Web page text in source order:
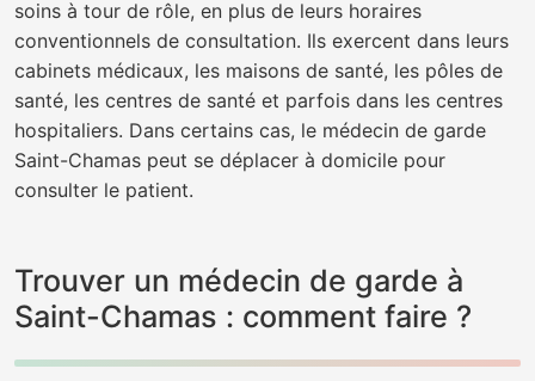
soins à tour de rôle, en plus de leurs horaires
conventionnels de consultation. Ils exercent dans leurs
cabinets médicaux, les maisons de santé, les pôles de
santé, les centres de santé et parfois dans les centres
hospitaliers. Dans certains cas, le médecin de garde
Saint-Chamas peut se déplacer à domicile pour
consulter le patient.
Trouver un médecin de garde à
Saint-Chamas : comment faire ?